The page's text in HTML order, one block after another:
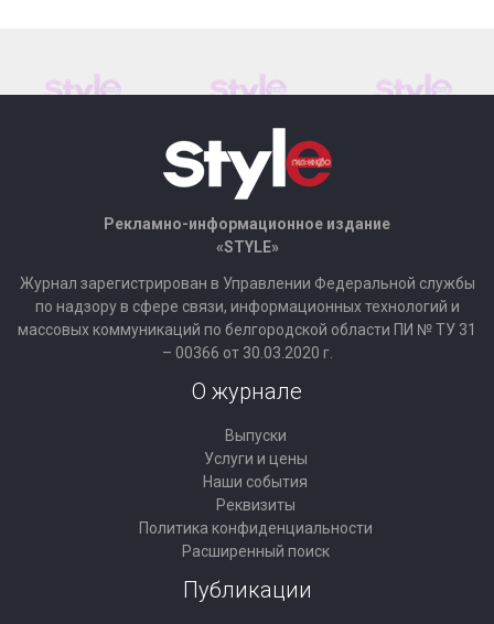
Рекламно-информационное издание
«STYLE»
Журнал зарегистрирован в Управлении Федеральной службы
по надзору в сфере связи, информационных технологий и
массовых коммуникаций по белгородской области ПИ № ТУ 31
– 00366 от 30.03.2020 г.
О журнале
Выпуски
Услуги и цены
Наши события
Реквизиты
Политика конфиденциальности
Расширенный поиск
Публикации